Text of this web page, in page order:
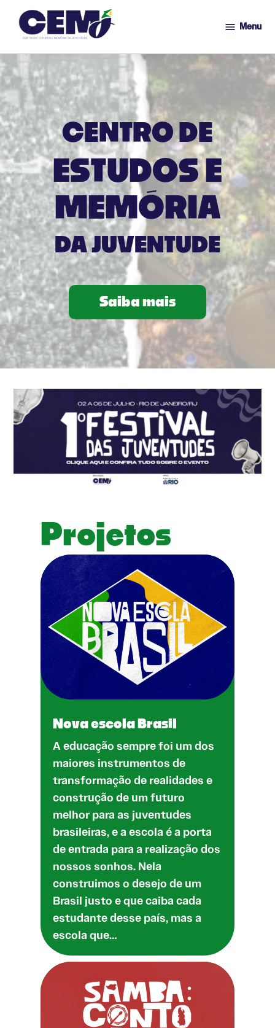
para
o
conteúdo
Menu
CENTRO DE
ESTUDOS E
MEMÓRIA
DA JUVENTUDE
Saiba mais
Projetos
Nova escola Brasil
A educação sempre foi um dos
maiores instrumentos de
transformação de realidades e
construção de um futuro
melhor para as juventudes
brasileiras, e a escola é a porta
de entrada para a realização dos
nossos sonhos. Nela
construimos o desejo de um
Brasil justo e que caiba cada
estudante desse país, mas a
escola que…